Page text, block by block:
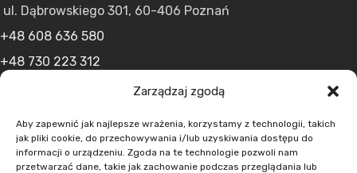
Zarządzaj zgodą
Aby zapewnić jak najlepsze wrażenia, korzystamy z technologii, takich
jak pliki cookie, do przechowywania i/lub uzyskiwania dostępu do
informacji o urządzeniu. Zgoda na te technologie pozwoli nam
przetwarzać dane, takie jak zachowanie podczas przeglądania lub
ul. Dąbrowskiego 301, 60-406 Poznań
+48 608 636 580
+48 730 223 312